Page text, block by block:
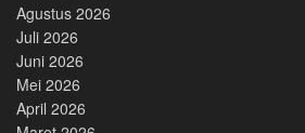
Agustus 2026
Juli 2026
Juni 2026
Mei 2026
April 2026